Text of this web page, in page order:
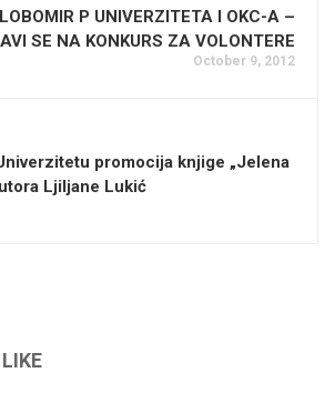
P UNIVERZITETA I OKC-A –
SE NA KONKURS ZA VOLONTERE
October 9, 2012
promocija knjige „Jelena
Ljiljane Lukić